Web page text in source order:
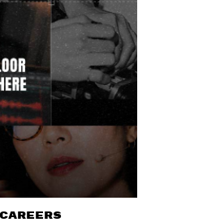
CAREERS